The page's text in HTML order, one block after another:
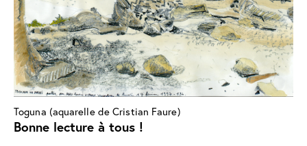
Toguna (aquarelle de Cristian Faure)
Bonne lecture à tous !